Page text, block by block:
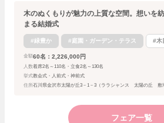
木のぬくもりが魅力の上質な空間。想いを
まる結婚式
#緑豊か #庭園・ガーデン・テラス #木
金額 60名：2,226,000円
人数着席2名～110名・立食2名～130名
挙式教会式・人前式・神前式
住所石川県金沢市太陽が丘3－1－3（ララシャンス 太陽の丘 敷
フェア一覧